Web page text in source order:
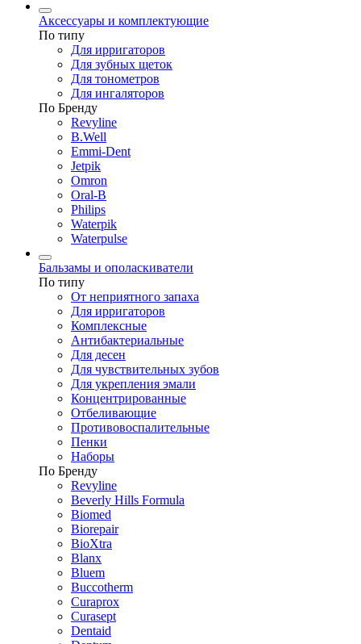
Аксессуары и комплектующие
По типу
Для ирригаторов
Для зубных щеток
Для тонометров
Для ингаляторов
По Бренду
Revyline
B.Well
Emmi-Dent
Jetpik
Omron
Oral-B
Philips
Waterpik
Waterpulse
Бальзамы и ополаскиватели
По типу
От неприятного запаха
Для ирригаторов
Комплексные
Антибактериальные
Для десен
Для чувствительных зубов
Для укрепления эмали
Концентрированные
Отбеливающие
Противовоспалительные
Пенки
Наборы
По Бренду
Revyline
Beverly Hills Formula
Biomed
Biorepair
BioXtra
Blanx
Bluem
Buccotherm
Curaprox
Curasept
Dentaid